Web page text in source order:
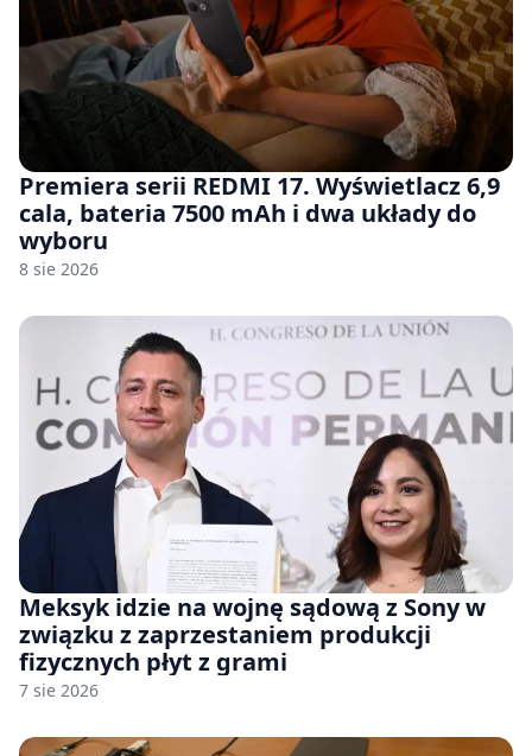
Premiera serii REDMI 17. Wyświetlacz 6,9
cala, bateria 7500 mAh i dwa układy do
wyboru
8 sie 2026
Meksyk idzie na wojnę sądową z Sony w
związku z zaprzestaniem produkcji
fizycznych płyt z grami
7 sie 2026